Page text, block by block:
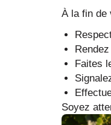
À la fin de
Faites
Soyez